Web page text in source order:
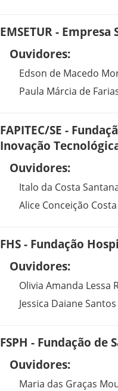
EMSETUR -
Ouvidores:
Edson de Macedo
Paula Márcia de
FAPITEC/SE -
Inovação
Ouvidores:
Italo da Costa
Alice Conceição
FHS - Fundação
Ouvidores:
Olivia Amanda Lessa
Jessica Daiane
FSPH - Fundação
Ouvidores:
Maria das Graças